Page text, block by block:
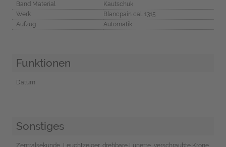
Band Material
Kautschuk
Werk
Blancpain cal. 1315
Aufzug
Automatik
Funktionen
Datum
Sonstiges
Zentralsekunde, Leuchtzeiger, drehbare Lünette, verschraubte Krone,